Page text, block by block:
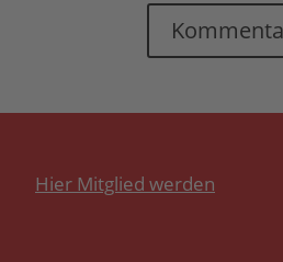
Hier Mitglied werden